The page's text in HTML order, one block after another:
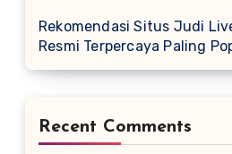
Rekomendasi Situs Judi
Resmi Terpercaya Paling
Recent Comments